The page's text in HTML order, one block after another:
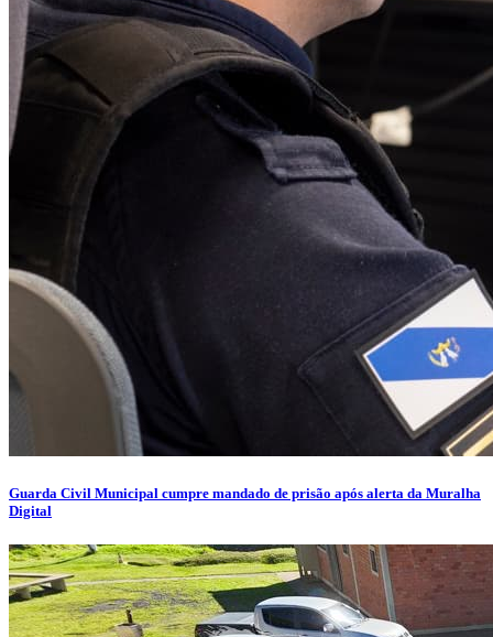
Guarda Civil Municipal cumpre mandado de prisão após alerta da Muralha
Digital